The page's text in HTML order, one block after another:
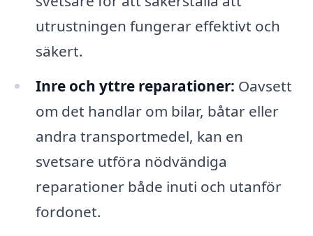
utrustningen fungerar effektivt och
säkert.
Inre och yttre reparationer: Oavsett
om det handlar om bilar, båtar eller
andra transportmedel, kan en
svetsare utföra nödvändiga
reparationer både inuti och utanför
fordonet.